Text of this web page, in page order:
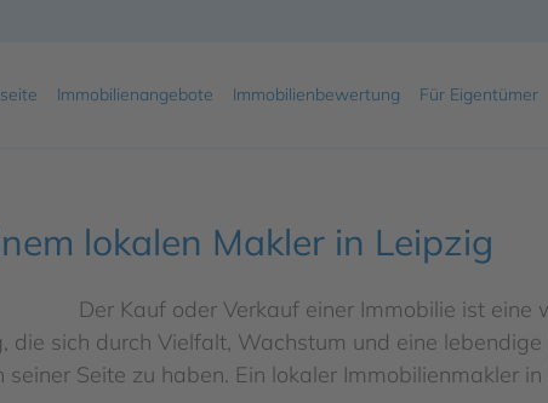
Immobilienangebote Immobilienbewertung Für Eigentümer
lokalen Makler in Leipzig
Der Kauf oder Verkauf einer Immobilie ist eine
sich durch Vielfalt, Wachstum und eine lebendige
Seite zu haben. Ein lokaler Immobilienmakler